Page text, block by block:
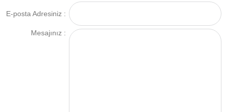
E-posta Adresiniz :
Mesajınız :